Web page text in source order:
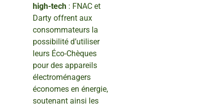
high-tech : FNAC et
Darty offrent aux
consommateurs la
possibilité d’utiliser
leurs Éco-Chèques
pour des appareils
électroménagers
économes en énergie,
soutenant ainsi les